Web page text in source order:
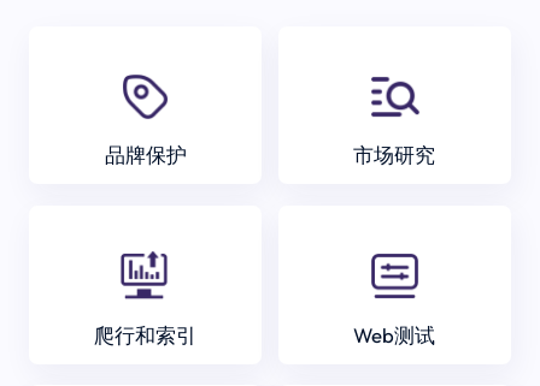
品牌保护 市场研究
爬行和索引 Web测试